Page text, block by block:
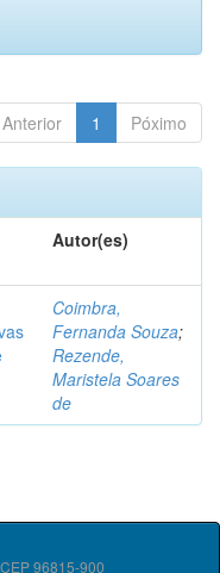
Anterior 1 Póximo
Autor(es)
Coimbra,
Fernanda Souza;
Rezende,
Maristela Soares
de
96815-900